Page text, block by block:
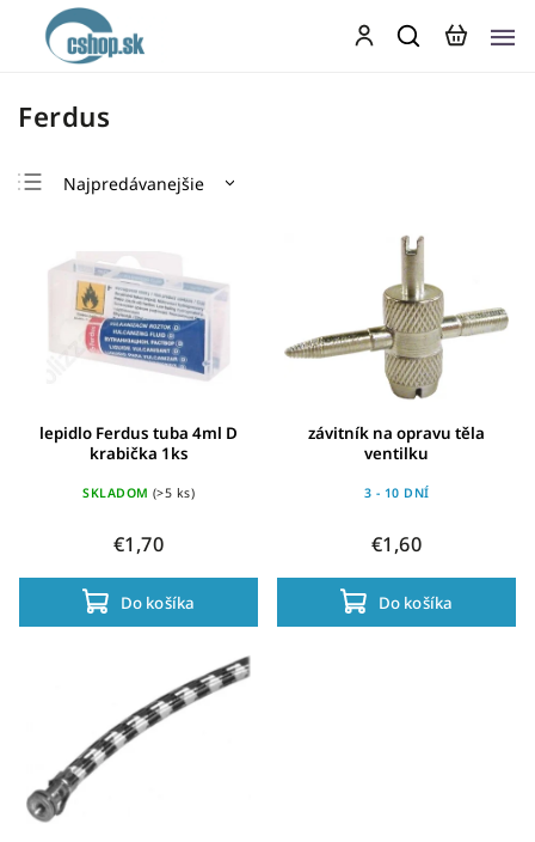
Ferdus
Najpredávanejšie
Najdrahšie
Abecedne
lepidlo Ferdus tuba 4ml D
krabička 1ks
SKLADOM (>5 ks)
€1,70
Do košíka
závitník na opravu těla
ventilku
3 - 10 DNÍ
€1,60
Do košíka